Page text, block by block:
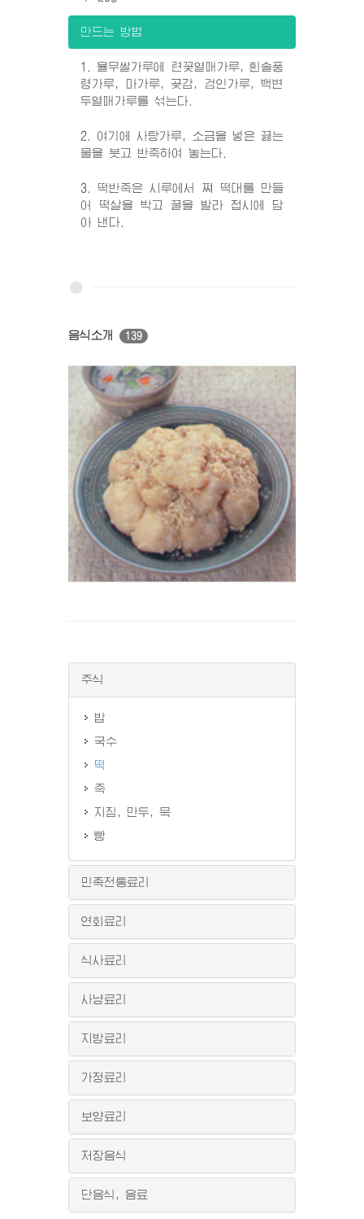
만드는 방법
1. 율무쌀가루에 련꽃열매가루, 흰솔풍
령가루, 마가루, 곶감, 검인가루, 백변
두열매가루를 섞는다.
2. 여기에 사탕가루, 소금을 넣은 끓는
물을 붓고 반죽하여 놓는다.
3. 떡반죽은 시루에서 쪄 떡대를 만들
어 떡살을 박고 꿀을 발라 접시에 담
아 낸다.
음식소개 139
주식
밥
국수
떡
죽
지짐, 만두, 묵
빵
민족전통료리
연회료리
식사료리
사냥료리
지방료리
가정료리
보양료리
저장음식
단음식, 음료